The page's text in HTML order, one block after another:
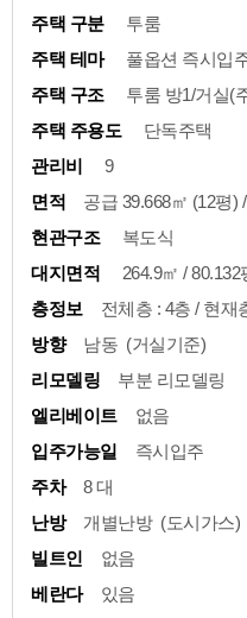
주택 구분
투룸
주택 테마
풀옵션 즉시입
주택 구조
투룸 방1/거실(
주택 주용도
단독주택
관리비
9
면적
공급 39.668㎡ (12평)
현관구조
복도식
대지면적
264.9㎡ / 80.132
층정보
전체층 : 4층 / 현재
방향
남동 (거실기준)
리모델링
부분 리모델링
엘리베이트
없음
입주가능일
즉시입주
주차
8 대
난방
개별난방 (도시가스)
빌트인
없음
베란다
있음